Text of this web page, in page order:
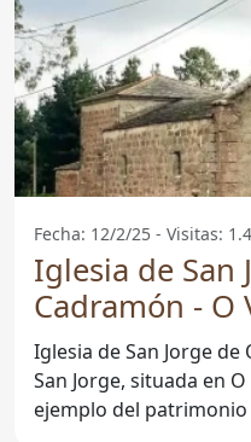
Fecha: 12/2/25 - Visitas:
Iglesia de San
Cadramón - O
Iglesia de San Jorge de O
San Jorge, situada en
ejemplo del